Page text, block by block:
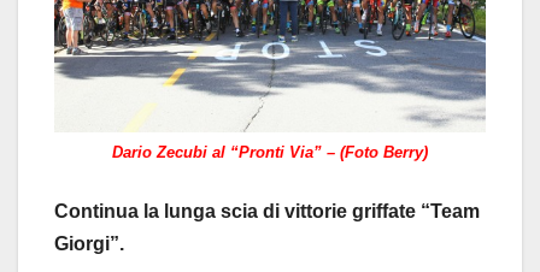
Dario Zecubi al “Pronti Via” – (Foto Berry)
Continua la lunga scia di vittorie griffate “Team
Giorgi”.